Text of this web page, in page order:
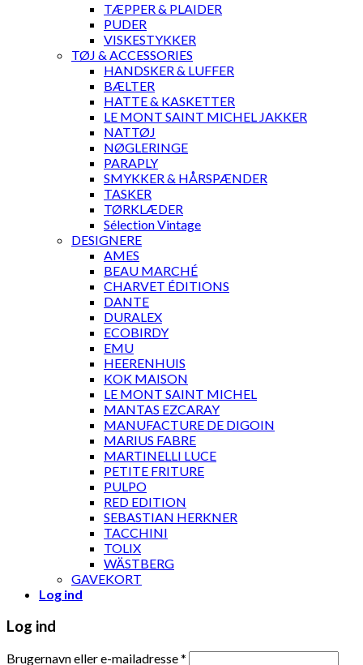
TÆPPER & PLAIDER
PUDER
VISKESTYKKER
TØJ & ACCESSORIES
HANDSKER & LUFFER
BÆLTER
HATTE & KASKETTER
LE MONT SAINT MICHEL JAKKER
NATTØJ
NØGLERINGE
PARAPLY
SMYKKER & HÅRSPÆNDER
TASKER
TØRKLÆDER
Sélection Vintage
DESIGNERE
AMES
BEAU MARCHÉ
CHARVET ÉDITIONS
DANTE
DURALEX
ECOBIRDY
EMU
HEERENHUIS
KOK MAISON
LE MONT SAINT MICHEL
MANTAS EZCARAY
MANUFACTURE DE DIGOIN
MARIUS FABRE
MARTINELLI LUCE
PETITE FRITURE
PULPO
RED EDITION
SEBASTIAN HERKNER
TACCHINI
TOLIX
WÄSTBERG
GAVEKORT
Log ind
Log ind
Brugernavn eller e-mailadresse*